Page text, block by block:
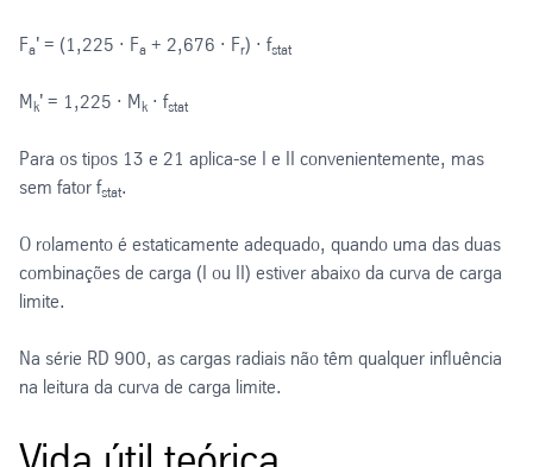
Fa' = (1,225 · Fa + 2,676 · Fr) · fstat
Mk' = 1,225 · Mk · fstat
Para os tipos 13 e 21 aplica-se I e II convenientemente, mas
sem fator fstat.
O rolamento é estaticamente adequado, quando uma das duas
combinações de carga (I ou II) estiver abaixo da curva de carga
limite.
Na série RD 900, as cargas radiais não têm qualquer influência
na leitura da curva de carga limite.